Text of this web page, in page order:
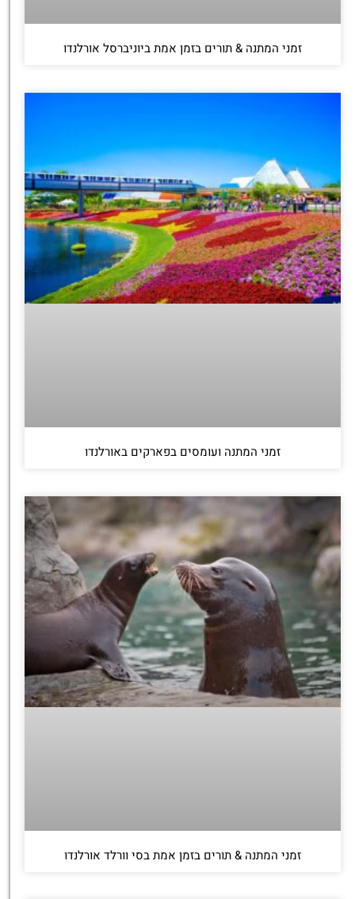
זמני המתנה & תורים בזמן אמת ביוניברסל אורלנדו
זמני המתנה ועומסים בפארקים באורלנדו
זמני המתנה & תורים בזמן אמת בסי וורלד אורלנדו